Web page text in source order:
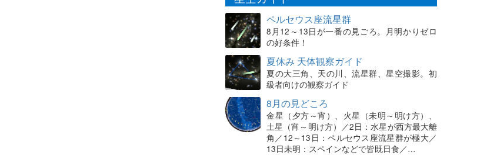
ペルセウス座流星群
8月12～13日が一番の見ごろ。月明かりゼロ
の好条件！
夏休み 天体観察ガイド
夏の大三角、天の川、流星群、星空撮影。初
級者向けの観察ガイド
8月の見どころ
金星（夕方～宵）、火星（未明～明け方）、
土星（宵～明け方）／2日：水星が西方最大離
角／12～13日：ペルセウス座流星群が極大／
13日未明：スペインなどで皆既日食／…